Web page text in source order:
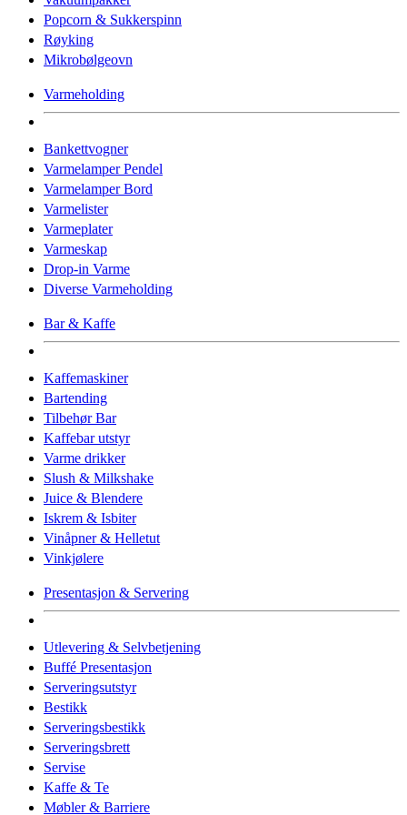
Popcorn & Sukkerspinn
Røyking
Mikrobølgeovn
Varmeholding
Bankettvogner
Varmelamper Pendel
Varmelamper Bord
Varmelister
Varmeplater
Varmeskap
Drop-in Varme
Diverse Varmeholding
Bar & Kaffe
Kaffemaskiner
Bartending
Tilbehør Bar
Kaffebar utstyr
Varme drikker
Slush & Milkshake
Juice & Blendere
Iskrem & Isbiter
Vinåpner & Helletut
Vinkjølere
Presentasjon & Servering
Utlevering & Selvbetjening
Buffé Presentasjon
Serveringsutstyr
Bestikk
Serveringsbestikk
Serveringsbrett
Servise
Kaffe & Te
Møbler & Barriere